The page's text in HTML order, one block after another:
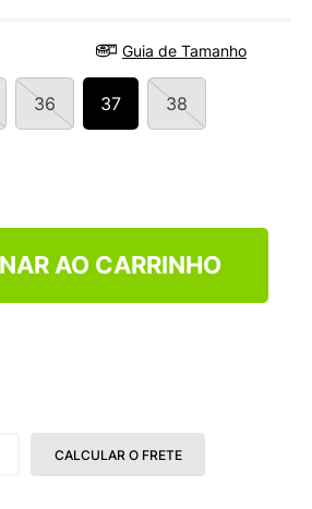
Guia de Tamanho
36 37 38
AO CARRINHO
CALCULAR O FRETE